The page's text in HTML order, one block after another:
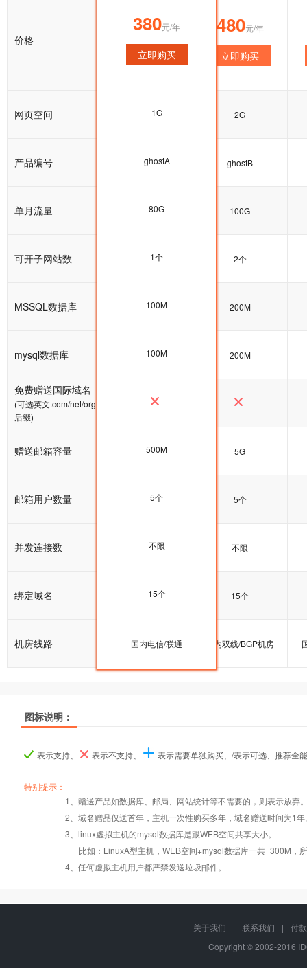
价格
380元/年
立即购买
480元/年
立即购买
网页空间 2G
产品编号 ghostA ghostB
单月流量 80G 100G
可开子网站数 1个 2个
MSSQL数据库 100M 200M
mysql数据库 100M 200M
免费赠送国际域名
(可选英文.com/net/org
后缀)
赠送邮箱容量 5G 5G
邮箱用户数量 5个 5个
并发连接数 不限 不限
绑定域名 15个 15个
机房线路 国内双线/BGP机房 国内双线/BGP机房
380元/年
立即购买
1G
ghostA
80G
1个
100M
100M
500M
5个
不限
15个
国内电信/联通
产品名称
Windows2008/
Linux
Windows2008/
Linux
产品名称
错误页面定义
产品名称
数据定期备份
数据自助恢复
图标说明：
表示支持、 表示不支持、 表示需要单独购买、/表示可选、推荐全
特别提示：
1、赠送产品如数据库、邮局、网站统计等不需要的，则表示放弃
2、域名赠品仅送首年，主机一次性购买多年，域名赠送时间为1年
3、linux虚拟主机的mysql数据库是跟WEB空间共享大小。
比如：LinuxA型主机，WEB空间+mysql数据库一共=300M，
4、任何虚拟主机用户都严禁发送垃圾邮件。
关于我们 | 联系我们 |
付
Copyright © 2002-2016